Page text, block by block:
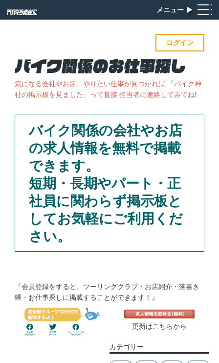
メニュー ▶︎
ログイン
気になる会社やお店、やりたい仕事が見つかれば 「バイク神
社の掲示板を見ました」って直接 担当者に連絡してみてね!
バイク関係の会社やお店
の求人情報を無料で掲載
できます。
短期・長期やパート・正
社員に関わらず掲示板と
してお気軽にご利用くだ
さい。
『会員登録をすると、ツーリングクラブ・お店紹介・落書き
帳・お仕事探しに掲載することができます！』
更新はこちらから
カテゴリー